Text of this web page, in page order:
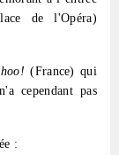
de l'Opéra)
!(France) qui
cependant pas
: